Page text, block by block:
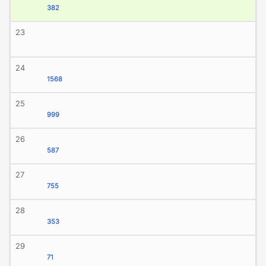
382
23
24
1568
25
999
26
587
27
755
28
353
29
71